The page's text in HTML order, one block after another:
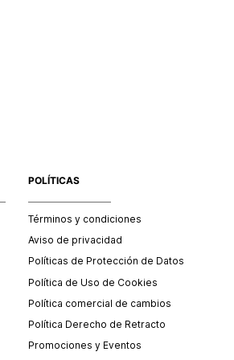
POLÍTICAS
Términos y condiciones
Aviso de privacidad
Políticas de Protección de Datos
Política de Uso de Cookies
Política comercial de cambios
Política Derecho de Retracto
Promociones y Eventos